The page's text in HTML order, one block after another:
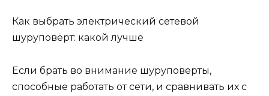
Как выбрать электрический сетевой
шуруповёрт: какой лучше
Если брать во внимание шуруповерты,
способные работать от сети, и сравнивать их с